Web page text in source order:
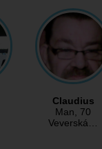
Claudius
Man, 70
Veverská…